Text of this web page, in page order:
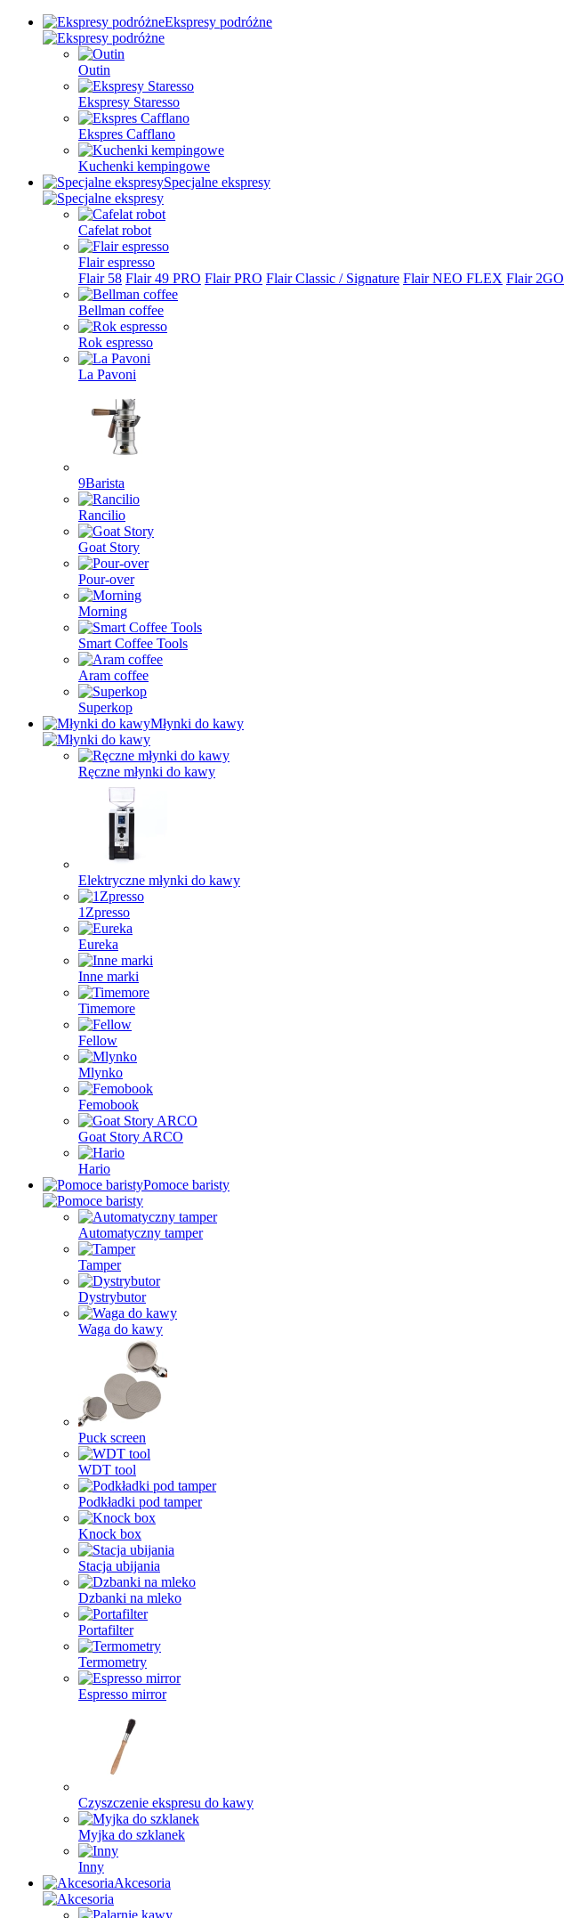
Ekspresy podróżne
Outin
Ekspresy Staresso
Ekspres Cafflano
Kuchenki kempingowe
Specjalne ekspresy
Cafelat robot
Flair espresso
Flair 58 Flair 49 PRO Flair PRO Flair Classic / Signature Flair NEO FLEX Flair 2GO
Bellman coffee
Rok espresso
La Pavoni
9Barista
Rancilio
Goat Story
Pour-over
Morning
Smart Coffee Tools
Aram coffee
Superkop
Młynki do kawy
Ręczne młynki do kawy
Elektryczne młynki do kawy
1Zpresso
Eureka
Inne marki
Timemore
Fellow
Mlynko
Femobook
Goat Story ARCO
Hario
Pomoce baristy
Automatyczny tamper
Tamper
Dystrybutor
Waga do kawy
Puck screen
WDT tool
Podkładki pod tamper
Knock box
Stacja ubijania
Dzbanki na mleko
Portafilter
Termometry
Espresso mirror
Czyszczenie ekspresu do kawy
Myjka do szklanek
Inny
Akcesoria